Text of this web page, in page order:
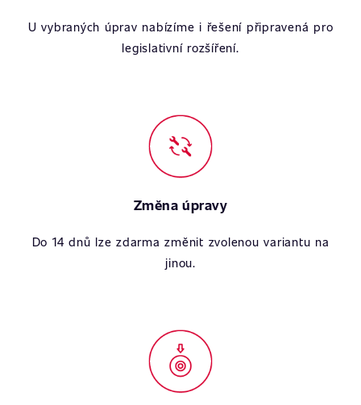
U vybraných úprav nabízíme i řešení připravená pro
legislativní rozšíření.
Změna úpravy
Do 14 dnů lze zdarma změnit zvolenou variantu na
jinou.